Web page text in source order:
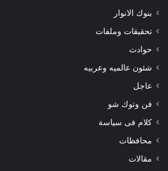
بنوك الانوار
تحقيقات وملفات
حوادث
شئون عالميه وعربيه
عاجل
فن وتوك شو
كلام فى سياسة
محافظات
مقالات